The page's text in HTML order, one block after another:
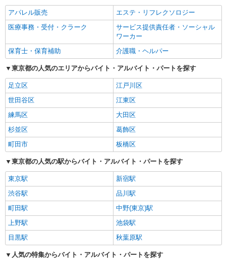
アパレル販売
エステ・リフレクソロジー
医療事務・受付・クラーク
サービス提供責任者・ソーシャル
ワーカー
保育士・保育補助
介護職・ヘルパー
東京都の人気のエリアからバイト・アルバイト・パートを探す
足立区
江戸川区
世田谷区
江東区
練馬区
大田区
杉並区
葛飾区
町田市
板橋区
東京都の人気の駅からバイト・アルバイト・パートを探す
東京駅
新宿駅
渋谷駅
品川駅
町田駅
中野(東京)駅
上野駅
池袋駅
目黒駅
秋葉原駅
人気の特集からバイト・アルバイト・パートを探す